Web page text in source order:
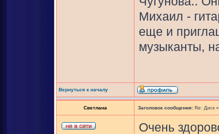
Михаил -
еще и
музыканты,
Вернуться к началу
Светлана Заголовок сообщения: Re: Диск
Очень